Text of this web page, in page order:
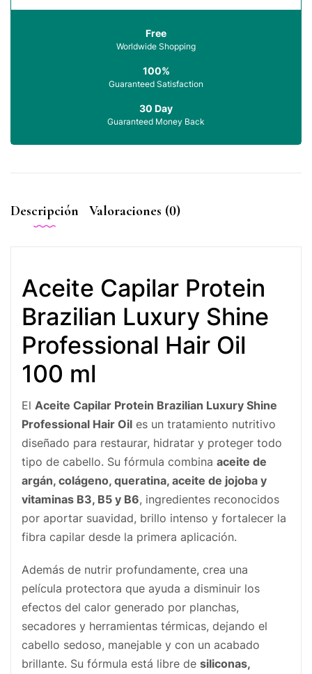
Free
Worldwide Shopping
100%
Guaranteed Satisfaction
30 Day
Guaranteed Money Back
Descripción Valoraciones (0)
Aceite Capilar Protein
Brazilian Luxury Shine
Professional Hair Oil
100 ml
El Aceite Capilar Protein Brazilian Luxury Shine
Professional Hair Oil es un tratamiento nutritivo
diseñado para restaurar, hidratar y proteger todo
tipo de cabello. Su fórmula combina aceite de
argán, colágeno, queratina, aceite de jojoba y
vitaminas B3, B5 y B6, ingredientes reconocidos
por aportar suavidad, brillo intenso y fortalecer la
fibra capilar desde la primera aplicación.
Además de nutrir profundamente, crea una
película protectora que ayuda a disminuir los
efectos del calor generado por planchas,
secadores y herramientas térmicas, dejando el
cabello sedoso, manejable y con un acabado
brillante. Su fórmula está libre de siliconas,